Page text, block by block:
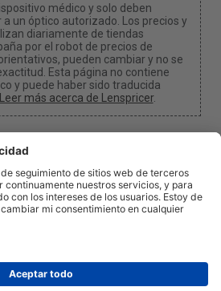
médico y solo deben
un óptico autorizado. Los precios y
diariamente de tiendas
por el robot de precios de
pueden cambiar y no se
Esta página no contiene
y puede haber sido traducida
Leer más acerca de Lenspricer.
de cookies
una comisión si utilizas uno de
para realizar una compra.
InformaciónPrivacidadLegal
info@lenspricer.es